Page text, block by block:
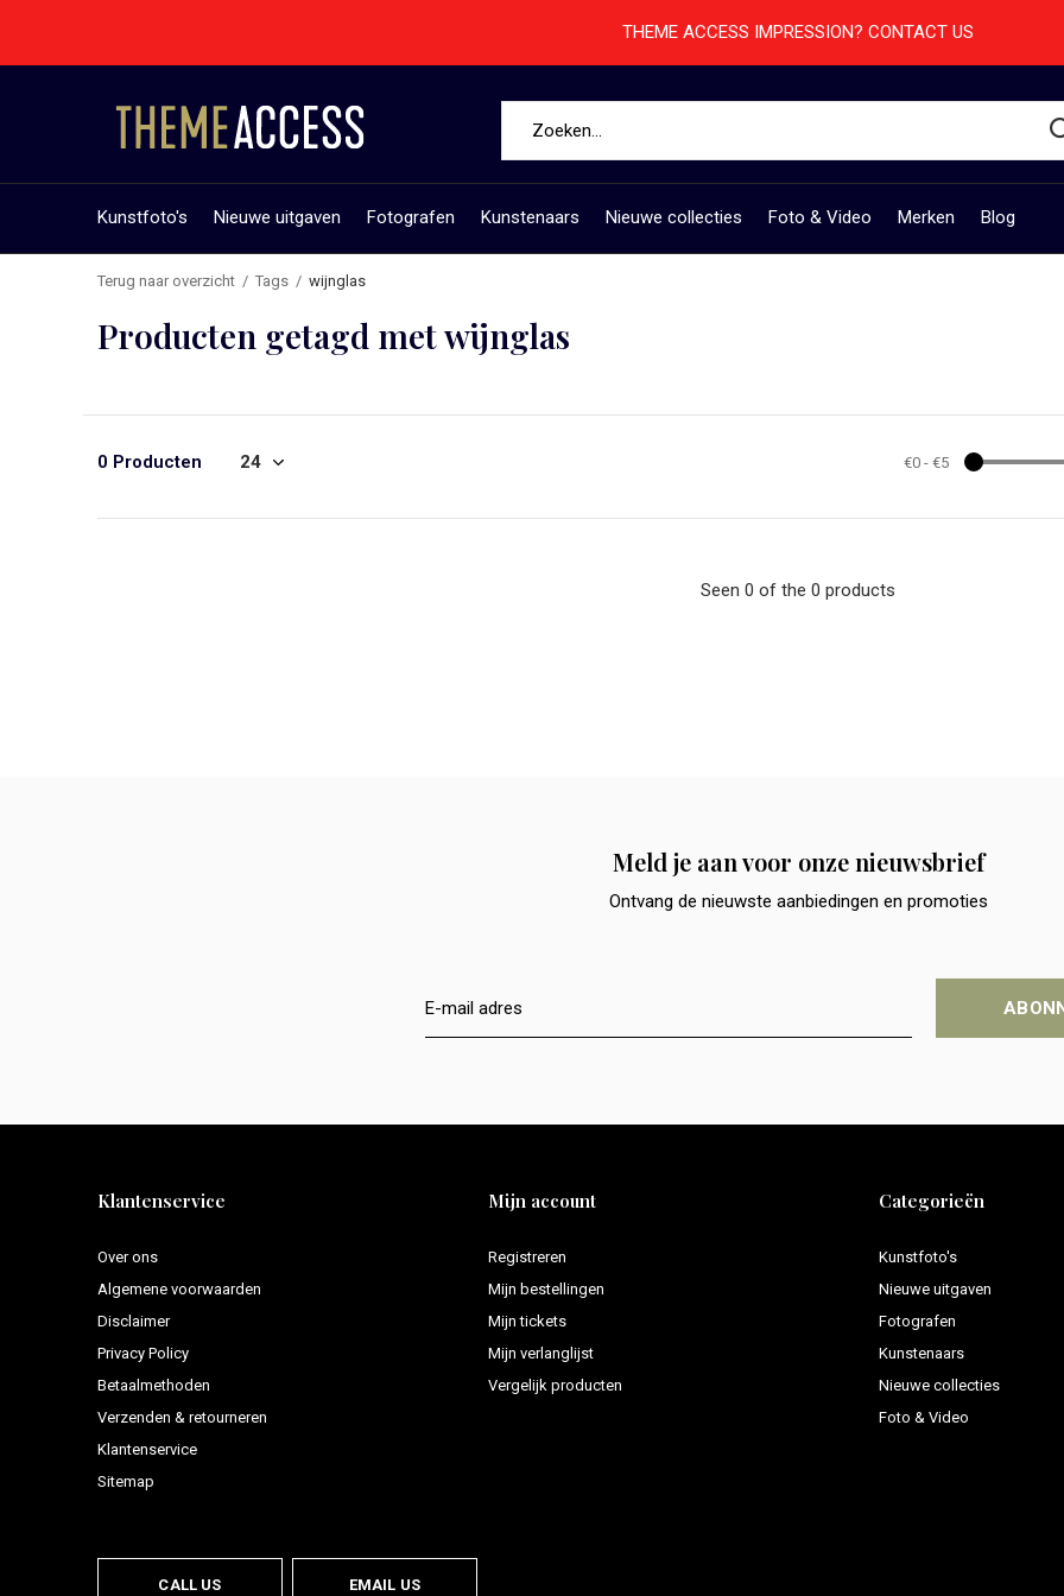
Kunstfoto's Nieuwe uitgaven Fotografen Kunstenaars Nieuwe collecties Foto & Video Merken Blog
THEME ACCESS IMPRESSION? CONTACT US
Terug naar overzicht Tags wijnglas
Producten getagd met wijnglas
0 Producten €0- €5
Seen 0 of the 0 products
Meld je aan voor onze nieuwsbrief
Ontvang de nieuwste aanbiedingen en promoties
Klantenservice
Over ons
Algemene voorwaarden
Disclaimer
Privacy Policy
Betaalmethoden
Verzenden & retourneren
Klantenservice
Sitemap
Mijn account
Registreren
Mijn bestellingen
Mijn tickets
Mijn verlanglijst
Vergelijk producten
Categorieën
Kunstfoto's
Nieuwe uitgaven
Fotografen
Kunstenaars
Nieuwe collecties
Foto & Video
CALL US EMAIL US